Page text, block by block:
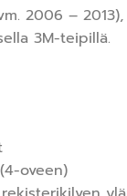
2006 –
3M-teipillä.
oveen)